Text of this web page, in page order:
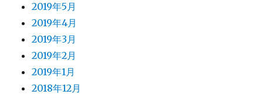
2019年5月
2019年4月
2019年3月
2019年2月
2019年1月
2018年12月